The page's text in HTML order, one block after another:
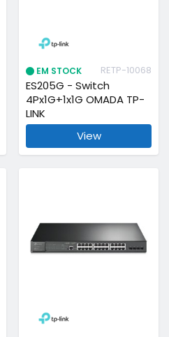
EM STOCK RETP-10068
ES205G - Switch
4Px1G+1x1G OMADA TP-
LINK
View